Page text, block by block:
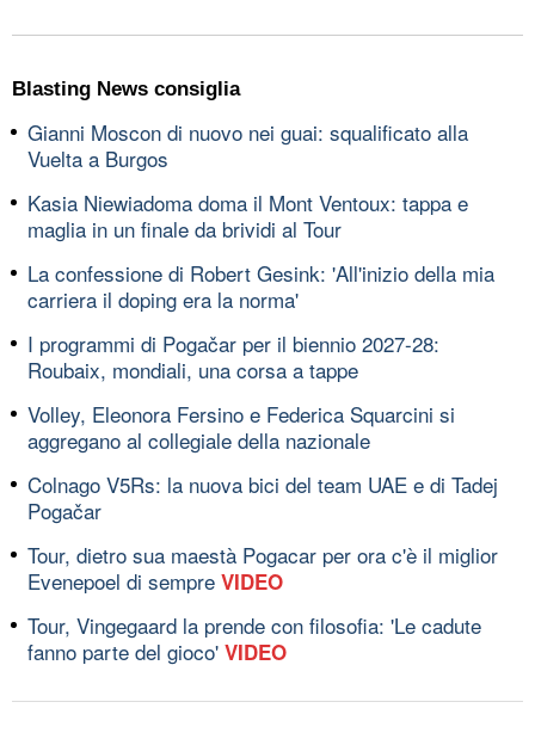
Blasting News consiglia
Gianni Moscon di nuovo nei guai: squalificato alla
Vuelta a Burgos
Kasia Niewiadoma doma il Mont Ventoux: tappa e
maglia in un finale da brividi al Tour
La confessione di Robert Gesink: 'All'inizio della mia
carriera il doping era la norma'
I programmi di Pogačar per il biennio 2027-28:
Roubaix, mondiali, una corsa a tappe
Volley, Eleonora Fersino e Federica Squarcini si
aggregano al collegiale della nazionale
Colnago V5Rs: la nuova bici del team UAE e di Tadej
Pogačar
Tour, dietro sua maestà Pogacar per ora c'è il miglior
Evenepoel di sempre VIDEO
Tour, Vingegaard la prende con filosofia: 'Le cadute
fanno parte del gioco' VIDEO